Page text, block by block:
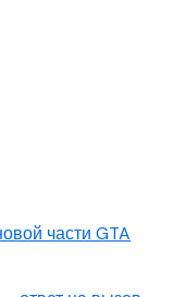
части GTA